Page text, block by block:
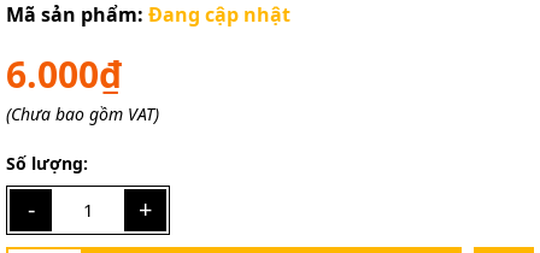
Mã sản phẩm: Đang cập nhật
6.000₫
(Chưa bao gồm VAT)
Số lượng:
- +